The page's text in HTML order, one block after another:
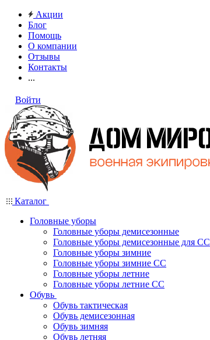
Акции
Блог
Помощь
О компании
Отзывы
Контакты
...
Войти
Каталог
Головные уборы
Головные уборы демисезонные
Головные уборы демисезонные для СС
Головные уборы зимние
Головные уборы зимние СС
Головные уборы летние
Головные уборы летние СС
Обувь
Обувь тактическая
Обувь демисезонная
Обувь зимняя
Обувь летняя